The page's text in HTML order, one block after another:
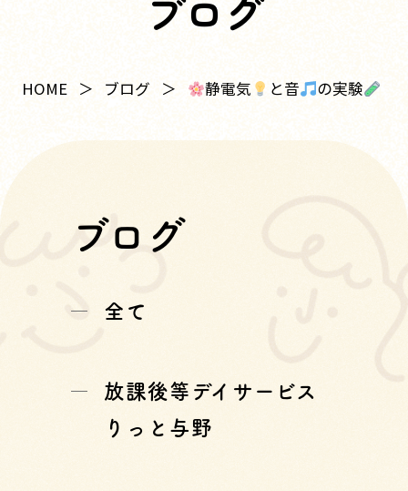
ブログ
HOME ブログ 静電気 と音 の実験
ブログ
全て
放課後等デイサービス
りっと与野